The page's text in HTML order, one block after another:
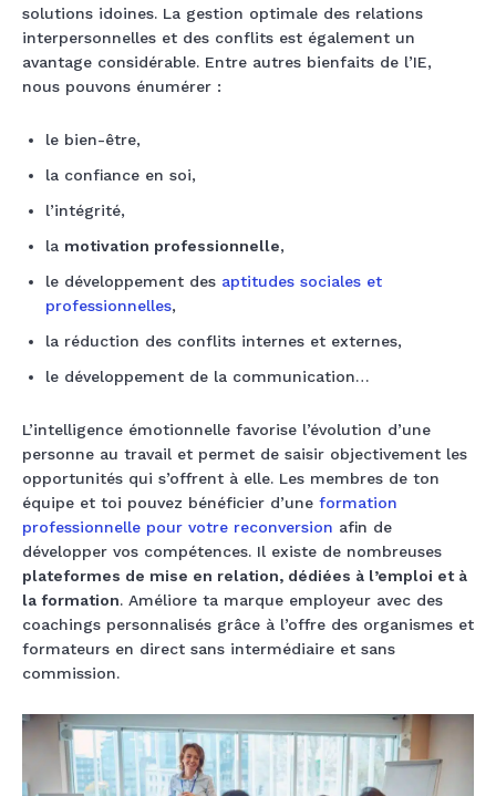
solutions idoines. La gestion optimale des relations
interpersonnelles et des conflits est également un
avantage considérable. Entre autres bienfaits de l’IE,
nous pouvons énumérer :
le bien-être,
la confiance en soi,
l’intégrité,
la motivation professionnelle,
le développement des aptitudes sociales et
professionnelles,
la réduction des conflits internes et externes,
le développement de la communication…
L’intelligence émotionnelle favorise l’évolution d’une
personne au travail et permet de saisir objectivement les
opportunités qui s’offrent à elle. Les membres de ton
équipe et toi pouvez bénéficier d’une formation
professionnelle pour votre reconversion afin de
développer vos compétences. Il existe de nombreuses
plateformes de mise en relation, dédiées à l’emploi et à
la formation. Améliore ta marque employeur avec des
coachings personnalisés grâce à l’offre des organismes et
formateurs en direct sans intermédiaire et sans
commission.